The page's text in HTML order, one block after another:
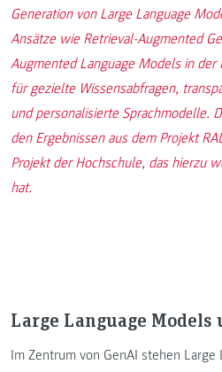
Generation von Large Language
Ansätze wie Retrieval-Augmented
Augmented Language Models in der
für gezielte Wissensabfragen,
und personalisierte Sprachmodelle.
den Ergebnissen aus dem Projekt
Projekt der Hochschule, das hierzu
hat.
Large Language
Im Zentrum von GenAI stehen